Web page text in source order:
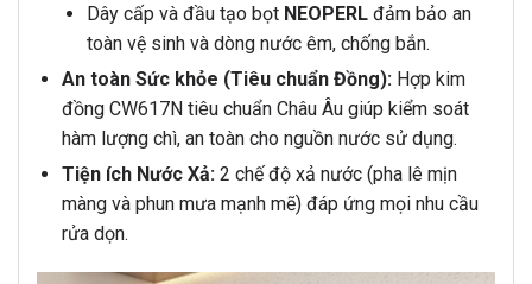
Dây cấp và đầu tạo bọt NEOPERLđảm bảo an
toàn vệ sinh và dòng nước êm, chống bắn.
An toàn Sức khỏe (Tiêu chuẩn Đồng):Hợp kim
đồng CW617N tiêu chuẩn Châu Âu giúp kiểm soát
hàm lượng chì, an toàn cho nguồn nước sử dụng.
Tiện ích Nước Xả:2 chế độ xả nước (pha lê mịn
màng và phun mưa mạnh mẽ) đáp ứng mọi nhu cầu
rửa dọn.